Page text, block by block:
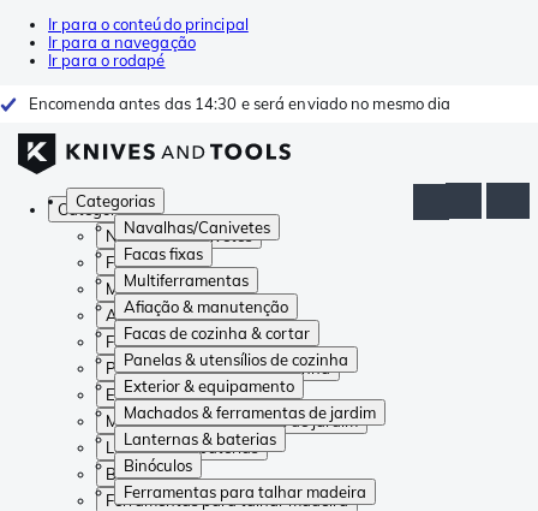
Ir para o conteúdo principal
Ir para a navegação
Ir para o rodapé
Encomenda antes das 14:30 e será enviado no mesmo dia
Categorias
Navalhas/Canivetes
Facas fixas
Multiferramentas
Afiação & manutenção
Facas de cozinha & cortar
Panelas & utensílios de cozinha
Exterior & equipamento
Machados & ferramentas de jardim
Lanternas & baterias
Binóculos
Ferramentas para talhar madeira
Categorias
Navalhas/Canivetes
Facas fixas
Multiferramentas
Afiação & manutenção
Facas de cozinha & cortar
Panelas & utensílios de cozinha
Exterior & equipamento
Machados & ferramentas de jardim
Lanternas & baterias
Binóculos
Ferramentas para talhar madeira